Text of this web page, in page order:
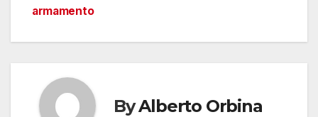
armamento
ByAlberto Orbina